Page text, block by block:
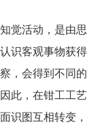
觉活动，是由思
识客观事物获得
，会得到不同的
此，在钳工工艺
识图互相转变，